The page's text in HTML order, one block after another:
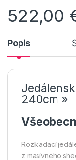
522,00
Popis
240cm »
Rozkladací
z masívneho